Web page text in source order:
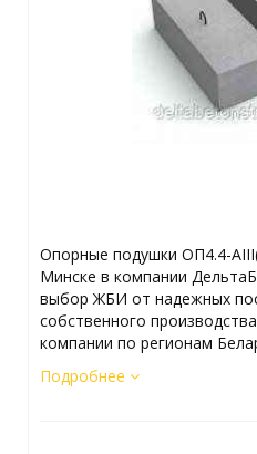
Опорные подушки ОП4.4-
Минске в компании
выбор ЖБИ от надежных
собственного
компании по регионам
Подробнее